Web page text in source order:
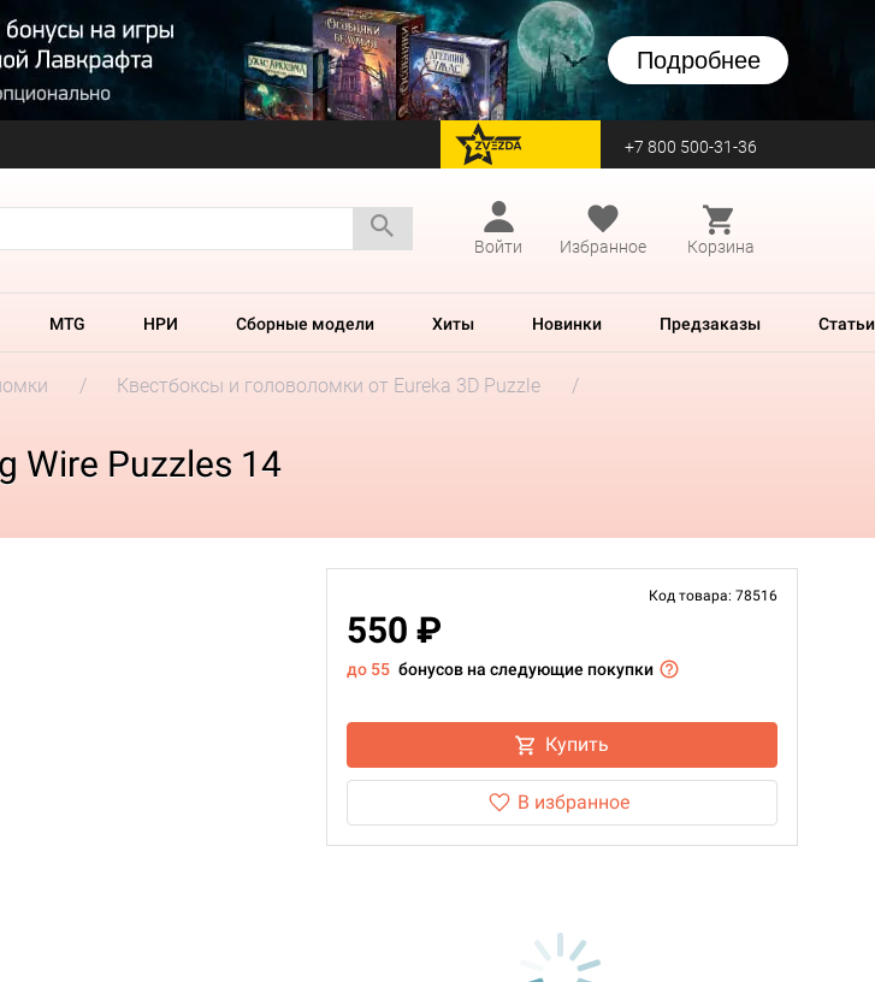
Подробнее
перейти на Zvezda +7 800 500-31-36
Войти
Избранное Корзина
MTG НРИ Сборные модели Хиты Новинки Предзаказы Статьи
Квестбоксы и головоломки от Eureka 3D Puzzle
Wire Puzzles 14
Код товара: 78516
550 ₽
до 55 бонусов на следующие покупки
Купить
В избранное